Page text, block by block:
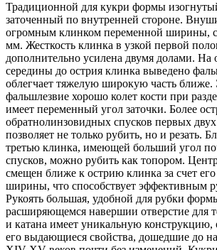
Традиционной для кукри формы
заточенный по внутренней стороне.
огромным клинком переменной ширины,
мм. Жесткость клинка в узкой первой
дополнительно усилена двумя долами. На
середины до острия клинка выведено
облегчает тяжелую широкую часть
фальшлезвие хорошо колет кости при
имеет переменный угол заточки. Более
обратнолинзовидных спусков первых
позволяет не только рубить, но и резать.
третью клинка, имеющей больший угол
спусков, можно рубить как топором.
смещен ближе к острию клинка за счет
ширины, что способствует эффективным
Рукоять большая, удобной для рубки
расширяющемся навершии отверстие для
и катана имеет уникальную
его выдающиеся свойства, дошедшие до